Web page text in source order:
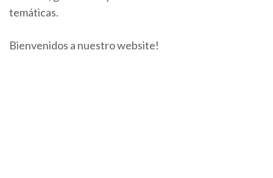
temáticas.
Bienvenidos a nuestro website!